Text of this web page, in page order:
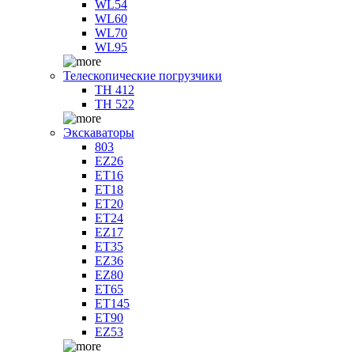
WL54
WL60
WL70
WL95
Телескопические погрузчики
TH 412
TH 522
Экскаваторы
803
EZ26
ET16
ET18
ET20
ET24
EZ17
ET35
EZ36
EZ80
ET65
ET145
ET90
EZ53